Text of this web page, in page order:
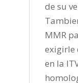
de su
MMR
exigirle
en la